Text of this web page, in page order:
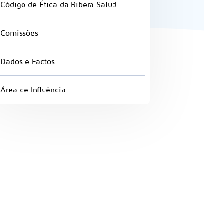
Código de Ética da Ribera Salud
Comissões
Dados e Factos
Área de Influência